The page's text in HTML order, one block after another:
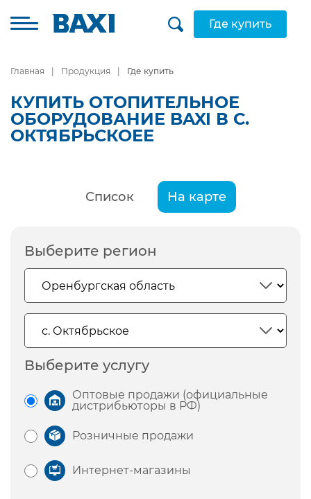
Где купить
Главная Продукция Где купить
КУПИТЬ ОТОПИТЕЛЬНОЕ
ОБОРУДОВАНИЕ BAXI В С.
ОКТЯБРЬСКОЕЕ
Список На карте
Выберите регион
Выберите услугу
Оптовые продажи (официальные
дистрибьюторы в РФ)
Розничные продажи
Интернет-магазины